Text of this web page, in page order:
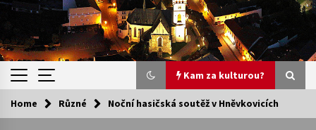
Kam za kulturou?
Kam za kulturou?
Home Různé Noční hasičská soutěž v Hněvkovicích